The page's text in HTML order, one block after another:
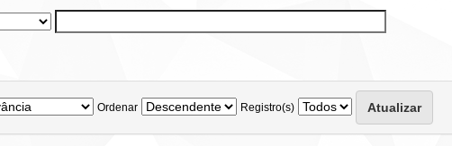
Ordenar Registro(s)